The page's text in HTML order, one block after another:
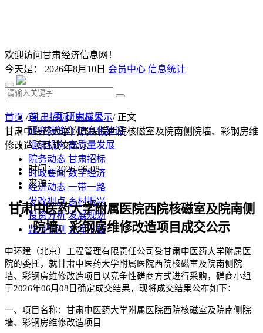
欢迎访问甘肃经济信息网！
今天是： 2026年8月10日 会员中心 信息统计
首 页 研究成果
研究院简介 信息化建设
组织机构 高质量发展
院务动态 甘肃招标
时政要闻 数字经济
经济动态 一带一路
发改视点 乡村振兴
投资分析 发展规划
监测预测 文库下载
首页 /甘肃招标/中标公示/ 正文
甘肃中医药大学附属医院西院核磁室及院南侧院墙、彩钢房维
修改造项目成交公示
时间：2026-06-08
来源：
甘肃中医药大学附属医院西院核磁室及院南侧
院墙、彩钢房维修改造项目成交公示
中环建（北京）工程管理有限责任公司受甘肃中医药大学附属医
院的委托，就甘肃中医药大学附属医院西院核磁室及院南侧院
墙、彩钢房维修改造项目 以竞争性磋商方式进行采购，磋商小组
于2026年06月 08 日 确定成交结果，现将成交结果公布如下：
一、 项目名称： 甘肃中医药大学附属医院西院核磁室及院南侧院
墙、彩钢房维修改造项目